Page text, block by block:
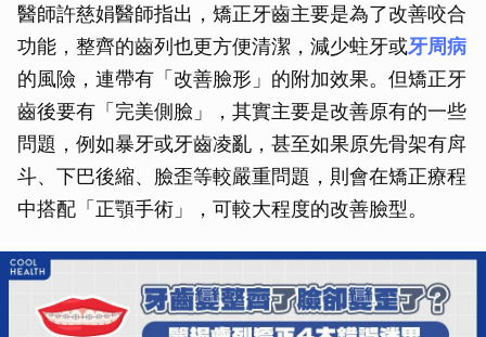
醫師許慈娟醫師指出，矯正牙齒主要是為了改善咬合
功能，整齊的齒列也更方便清潔，減少蛀牙或牙周病
的風險，連帶有「改善臉形」的附加效果。但矯正牙
齒後要有「完美側臉」，其實主要是改善原有的一些
問題，例如暴牙或牙齒凌亂，甚至如果原先骨架有戽
斗、下巴後縮、臉歪等較嚴重問題，則會在矯正療程
中搭配「正顎手術」，可較大程度的改善臉型。